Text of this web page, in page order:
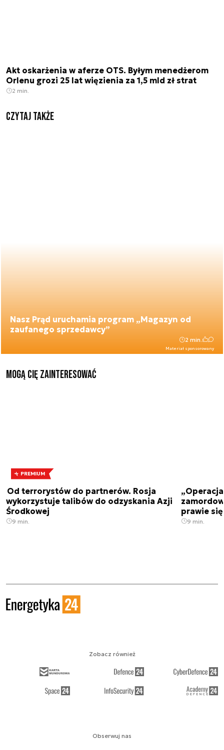
Akt oskarżenia w aferze OTS. Byłym menedżerom
Orlenu grozi 25 lat więzienia za 1,5 mld zł strat
2 min.
Czytaj także
Nasz Prąd uruchamia program „Magazyn od
zaufanego sprzedawcy”
Materiał sponsorowany
2 min.
Mogą Cię zainteresować
PREMIUM
Od terrorystów do partnerów. Rosja
wykorzystuje talibów do odzyskania Azji
Środkowej
9 min.
prawie
9 min.
Obserwuj nas
Zobacz również